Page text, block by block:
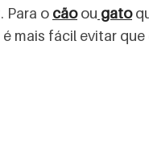
Para o cãoou gato
mais fácil evitar